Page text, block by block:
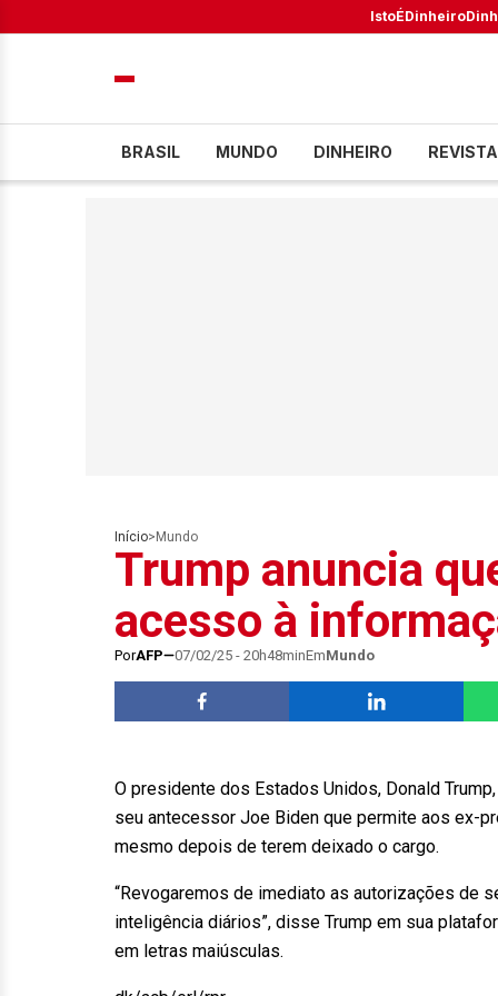
IstoÉDinheiro
BRASIL MUNDO DINHEIRO REVISTA
Início> Mundo
Trump anuncia
acesso à
PorAFP 07/02/25 - 20h48minEmMundo
O presidente dos Estados Unidos, Donald
seu antecessor Joe Biden que permite aos ex-
mesmo depois de terem deixado o cargo.
“Revogaremos de imediato as autorizações de
inteligência diários”, disse Trump em sua
em letras maiúsculas.